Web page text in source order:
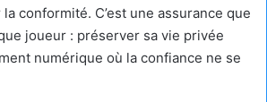
conformité. C’est une assurance que
joueur : préserver sa vie privée
numérique où la confiance ne se